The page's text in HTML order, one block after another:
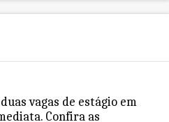
vagas de estágio em
Confira as